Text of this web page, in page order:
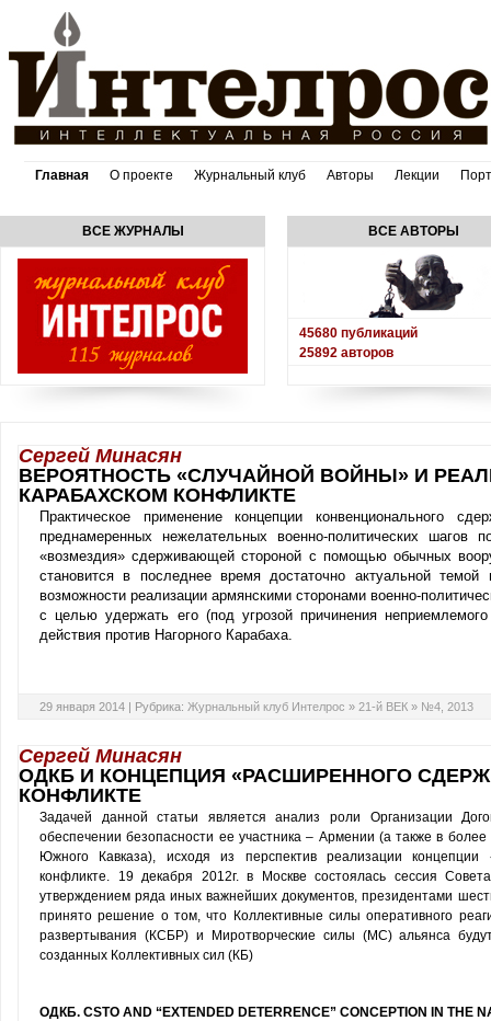
Главная О проекте Журнальный клуб Авторы Лекции
ВСЕ ЖУРНАЛЫ ВСЕ АВТОРЫ
45680 публикаций
25892 авторов
Сергей Минасян
ВЕРОЯТНОСТЬ «СЛУЧАЙНОЙ ВОЙНЫ» И
КАРАБАХСКОМ КОНФЛИКТЕ
Практическое применение концепции конвенционального
преднамеренных нежелательных военно-политических шагов
«возмездия» сдерживающей стороной с помощью обычных
становится в последнее время достаточно актуальной темой
возможности реализации армянскими сторонами военно-
с целью удержать его (под угрозой причинения
действия против Нагорного Карабаха.
29 января 2014 | Рубрика: Журнальный клуб Интелрос » 21-й ВЕК » №4, 2013
Сергей Минасян
ОДКБ И КОНЦЕПЦИЯ «РАСШИРЕННОГО
КОНФЛИКТЕ
Задачей данной статьи является анализ роли Организации
обеспечении безопасности ее участника – Армении (а также в
Южного Кавказа), исходя из перспектив реализации концепции
конфликте. 19 декабря 2012г. в Москве состоялась сессия
утверждением ряда иных важнейших документов, президентами
принято решение о том, что Коллективные силы оперативного
развертывания (КСБР) и Миротворческие силы (МС) альянса
созданных Коллективных сил (КБ)
ОДКБ. CSTO AND “EXTENDED DETERRENCE” CONCEPTION IN THE